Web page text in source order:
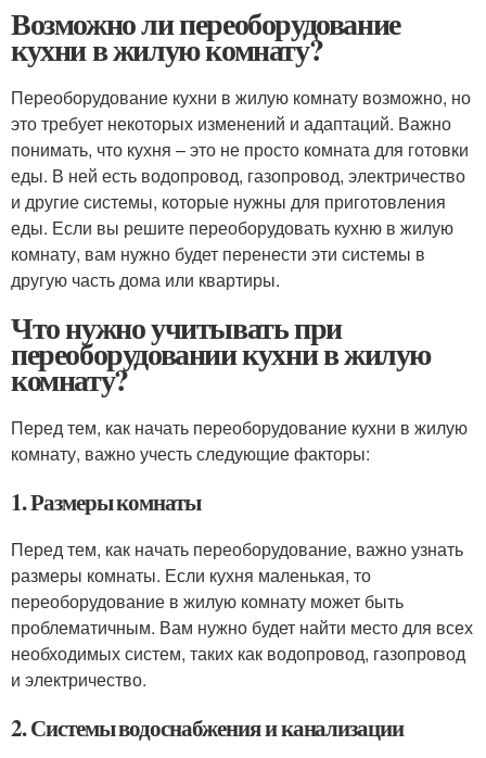
Возможно ли переоборудование
кухни в жилую комнату?
Переоборудование кухни в жилую комнату возможно, но
это требует некоторых изменений и адаптаций. Важно
понимать, что кухня – это не просто комната для готовки
еды. В ней есть водопровод, газопровод, электричество
и другие системы, которые нужны для приготовления
еды. Если вы решите переоборудовать кухню в жилую
комнату, вам нужно будет перенести эти системы в
другую часть дома или квартиры.
Что нужно учитывать при
переоборудовании кухни в жилую
комнату?
Перед тем, как начать переоборудование кухни в жилую
комнату, важно учесть следующие факторы:
1. Размеры комнаты
Перед тем, как начать переоборудование, важно узнать
размеры комнаты. Если кухня маленькая, то
переоборудование в жилую комнату может быть
проблематичным. Вам нужно будет найти место для всех
необходимых систем, таких как водопровод, газопровод
и электричество.
2. Системы водоснабжения и канализации